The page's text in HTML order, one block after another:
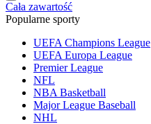
Cała zawartość
Popularne sporty
UEFA Champions League
UEFA Europa League
Premier League
NFL
NBA Basketball
Major League Baseball
NHL